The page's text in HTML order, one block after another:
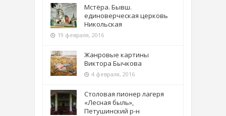
Мстёра. Бывш.
единоверческая церковь
Никольская
19 февраля, 2016
Жанровые картины
Виктора Бычкова
4 февраля, 2016
Столовая пионер лагеря
«Лесная быль»,
Петушинский р-н